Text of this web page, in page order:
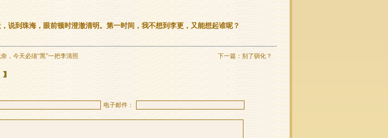
说到珠海，眼前顿时澄澈清明。第一时间，我不想到李更，又能想起谁呢？
，今天必须“黑”一把李清照 下一篇： 别了驯化？
电子邮件：